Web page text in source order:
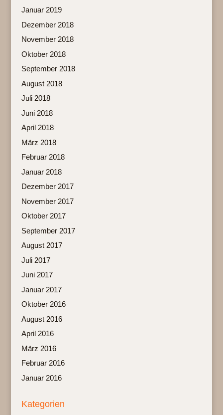
Januar 2019
Dezember 2018
November 2018
Oktober 2018
September 2018
August 2018
Juli 2018
Juni 2018
April 2018
März 2018
Februar 2018
Januar 2018
Dezember 2017
November 2017
Oktober 2017
September 2017
August 2017
Juli 2017
Juni 2017
Januar 2017
Oktober 2016
August 2016
April 2016
März 2016
Februar 2016
Januar 2016
Kategorien